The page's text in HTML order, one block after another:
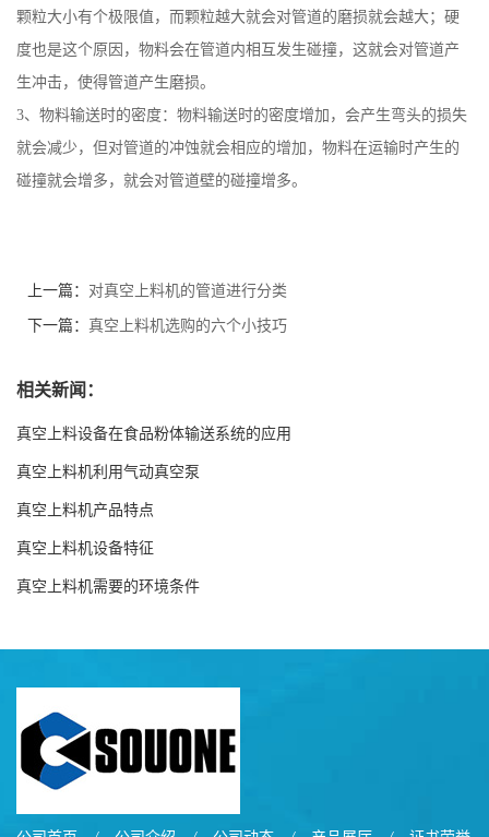
颗粒大小有个极限值，而颗粒越大就会对管道的磨损就会越大；硬
度也是这个原因，物料会在管道内相互发生碰撞，这就会对管道产
生冲击，使得管道产生磨损。
3、物料输送时的密度：物料输送时的密度增加，会产生弯头的损失
就会减少，但对管道的冲蚀就会相应的增加，物料在运输时产生的
碰撞就会增多，就会对管道壁的碰撞增多。
上一篇： 对真空上料机的管道进行分类
下一篇： 真空上料机选购的六个小技巧
相关新闻：
真空上料设备在食品粉体输送系统的应用
真空上料机利用气动真空泵
真空上料机产品特点
真空上料机设备特征
真空上料机需要的环境条件